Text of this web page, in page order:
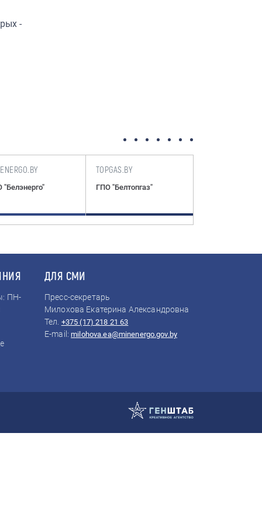
-
"Белэнерго"
TOPGAS.BY
ГПО "Белтопгаз"
ПН-
ДЛЯ СМИ
Пресс-секретарь
Милохова Екатерина Александровна
Тел. +375 (17) 218 21 63
E-mail:milohova.ea@minenergo.gov.by